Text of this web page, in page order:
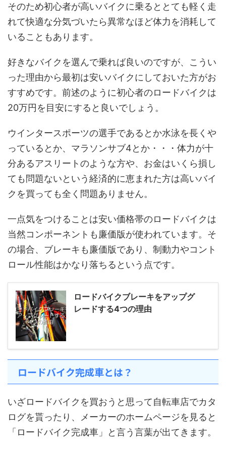
そのため初心者が高いバイクに乗るととても軽く走
れて快適な分気づいたら異常なほど体力を消耗して
いることもあります。
好きなバイクを選んで乗れば良いのですが、こうい
った理由から最初は安いバイクにしておいた方がお
すすめです。前述のように初心者のロードバイクは
20万円を目安にすると良いでしょう。
ウインタースポーツの選手であるとか水泳を長くや
っているとか、マラソンサブ4とか・・・体力が十
分あるアスリートのような方や、お金はいくら損し
ても問題ないという経済的に恵まれた方は高いバイ
クを買っても全く問題ありません。
一点気をつけることは安い価格帯のロードバイクは
当然コンポーネントも廉価版が使われています。そ
の場合、ブレーキも廉価版であり、制動力やコント
ロール性能はかなり落ちるという点です。
ロードバイクブレーキをアップグ
レードする4つの理由
ロードバイク完成車とは？
いざロードバイクを買おうと思って自転車店でカタ
ログを貰ったり、メーカーのホームページを見ると
「ロードバイク完成車」と言う言葉が出てきます。